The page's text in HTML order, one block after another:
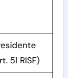
51 RISF)